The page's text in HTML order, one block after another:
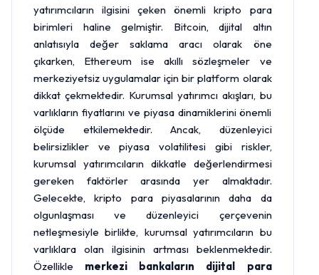
yatırımcıların ilgisini çeken önemli kripto para
birimleri haline gelmiştir. Bitcoin, dijital altın
anlatısıyla değer saklama aracı olarak öne
çıkarken, Ethereum ise akıllı sözleşmeler ve
merkeziyetsiz uygulamalar için bir platform olarak
dikkat çekmektedir. Kurumsal yatırımcı akışları, bu
varlıkların fiyatlarını ve piyasa dinamiklerini önemli
ölçüde etkilemektedir. Ancak, düzenleyici
belirsizlikler ve piyasa volatilitesi gibi riskler,
kurumsal yatırımcıların dikkatle değerlendirmesi
gereken faktörler arasında yer almaktadır.
Gelecekte, kripto para piyasalarının daha da
olgunlaşması ve düzenleyici çerçevenin
netleşmesiyle birlikte, kurumsal yatırımcıların bu
varlıklara olan ilgisinin artması beklenmektedir.
Özellikle merkezi bankaların dijital para